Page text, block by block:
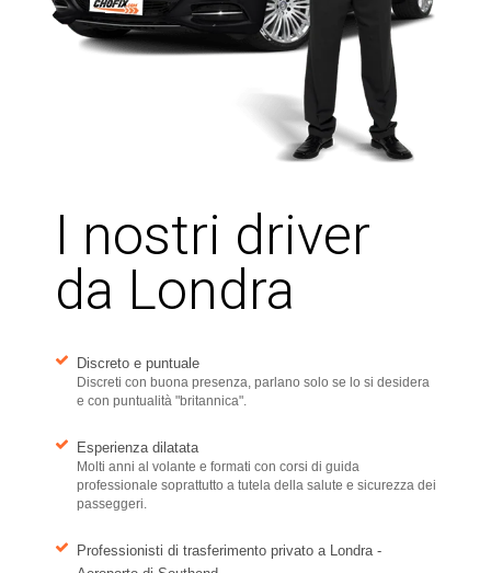
I nostri driver
da Londra
Discreto e puntuale
Discreti con buona presenza, parlano solo se lo si desidera
e con puntualità "britannica".
Esperienza dilatata
Molti anni al volante e formati con corsi di guida
professionale soprattutto a tutela della salute e sicurezza dei
passeggeri.
Professionisti di trasferimento privato a Londra -